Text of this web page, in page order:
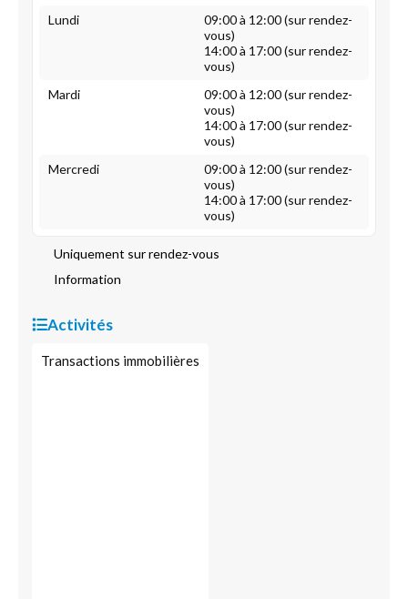
Lundi
09:00 à 12:00 (sur rendez-
vous)
14:00 à 17:00 (sur rendez-
vous)
Mardi
09:00 à 12:00 (sur rendez-
vous)
14:00 à 17:00 (sur rendez-
vous)
Mercredi
09:00 à 12:00 (sur rendez-
vous)
14:00 à 17:00 (sur rendez-
vous)
Uniquement sur rendez-vous
Information
Activités
Transactions immobilières